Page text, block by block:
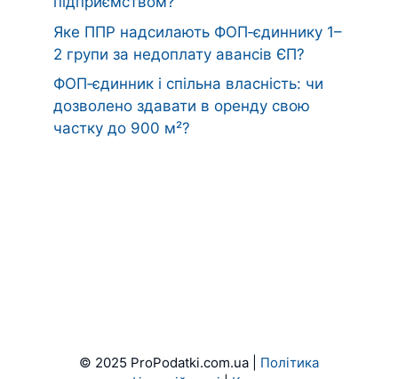
Яке ППР надсилають ФОП‑єдиннику 1–
2 групи за недоплату авансів ЄП?
ФОП‑єдинник і спільна власність: чи
дозволено здавати в оренду свою
частку до 900 м²?
© 2025 ProPodatki.com.ua | Політика